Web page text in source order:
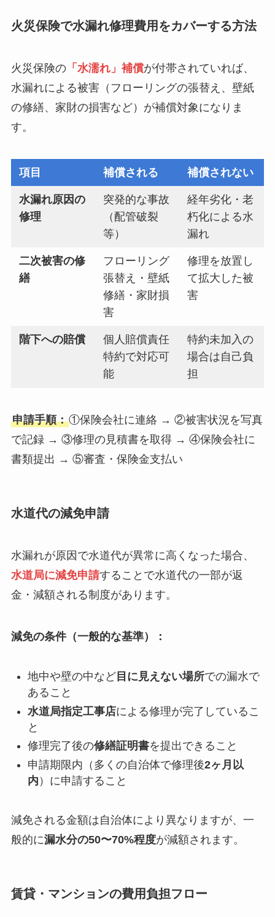
火災保険で水漏れ修理費用をカバーする方法
火災保険の「水濡れ」補償が付帯されていれば、
水漏れによる被害（フローリングの張替え、壁紙
の修繕、家財の損害など）が補償対象になりま
す。
項目 補償される 補償されない
水漏れ原因の
修理
突発的な事故
（配管破裂
等）
経年劣化・老
朽化による水
漏れ
二次被害の修
繕
フローリング
張替え・壁紙
修繕・家財損
害
修理を放置し
て拡大した被
害
階下への賠償
個人賠償責任
特約で対応可
能
特約未加入の
場合は自己負
担
申請手順：①保険会社に連絡 → ②被害状況を写真
で記録 → ③修理の見積書を取得 → ④保険会社に
書類提出 → ⑤審査・保険金支払い
水道代の減免申請
水漏れが原因で水道代が異常に高くなった場合、
水道局に減免申請することで水道代の一部が返
金・減額される制度があります。
減免の条件（一般的な基準）：
地中や壁の中など目に見えない場所での漏水で
あること
水道局指定工事店による修理が完了しているこ
と
修理完了後の修繕証明書を提出できること
申請期限内（多くの自治体で修理後2ヶ月以
内 ）に申請すること
減免される金額は自治体により異なりますが、一
般的に漏水分の50〜70%程度が減額されます。
賃貸・マンションの費用負担フロー